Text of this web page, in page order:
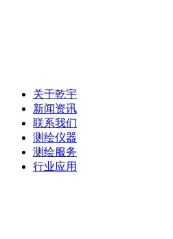
关于乾宇
新闻资讯
联系我们
测绘仪器
测绘服务
行业应用